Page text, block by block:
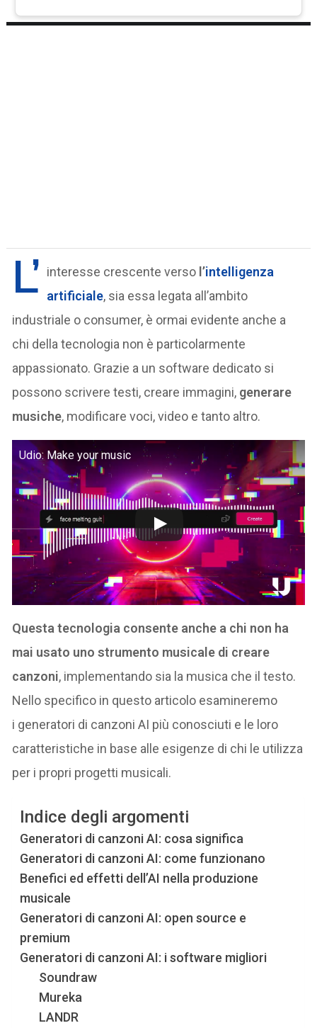
L’ interesse crescente verso l’intelligenza
artificiale, sia essa legata all’ambito
industriale o consumer, è ormai evidente anche a
chi della tecnologia non è particolarmente
appassionato. Grazie a un software dedicato si
possono scrivere testi, creare immagini, generare
musiche, modificare voci, video e tanto altro.
Udio: Make your music
Questa tecnologia consente anche a chi non ha
mai usato uno strumento musicale di creare
canzoni, implementando sia la musica che il testo.
Nello specifico in questo articolo esamineremo
i generatori di canzoni AI più conosciuti e le loro
caratteristiche in base alle esigenze di chi le utilizza
per i propri progetti musicali.
Indice degli argomenti
Generatori di canzoni AI: cosa significa
Generatori di canzoni AI: come funzionano
Benefici ed effetti dell’AI nella produzione
musicale
Generatori di canzoni AI: open source e
premium
Generatori di canzoni AI: i software migliori
Soundraw
Mureka
LANDR